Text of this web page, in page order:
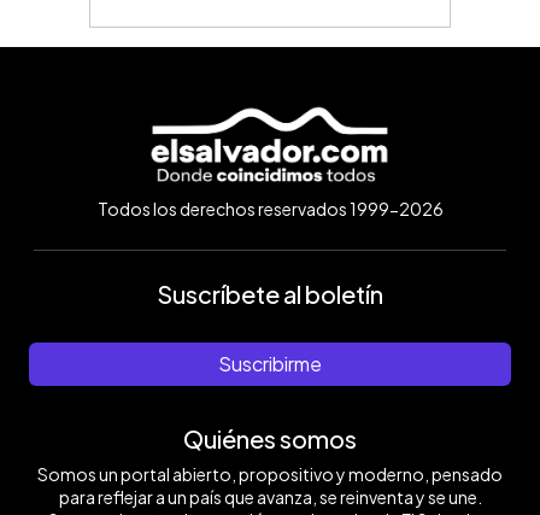
Todos los derechos reservados 1999-2026
Suscríbete al boletín
Suscribirme
Quiénes somos
Somos un portal abierto, propositivo y moderno, pensado
para reflejar a un país que avanza, se reinventa y se une.